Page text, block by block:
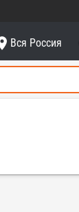
Вся Россия